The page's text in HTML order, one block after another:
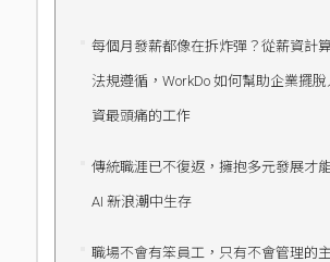
每個月發薪都像在拆炸彈？從薪資計
法規遵循，WorkDo 如何幫助企業擺脫
資最頭痛的工作
傳統職涯已不復返，擁抱多元發展才
AI 新浪潮中生存
職場不會有笨員工，只有不會管理的